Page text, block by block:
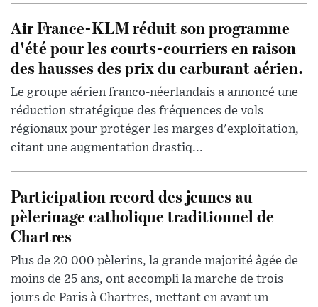
Air France-KLM réduit son programme
d'été pour les courts-courriers en raison
des hausses des prix du carburant aérien.
Le groupe aérien franco-néerlandais a annoncé une
réduction stratégique des fréquences de vols
régionaux pour protéger les marges d'exploitation,
citant une augmentation drastiq...
Participation record des jeunes au
pèlerinage catholique traditionnel de
Chartres
Plus de 20 000 pèlerins, la grande majorité âgée de
moins de 25 ans, ont accompli la marche de trois
jours de Paris à Chartres, mettant en avant un